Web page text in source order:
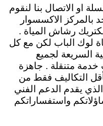
او الاتصال بنا لنقوم
بالمركز الاكسسوار
رشاش المياة .
لوك الباب لكن مع كل
السريعة لجميع
خدمة متنقلة . جاهزة
التكاليف فقط من
يقدم الدعم الفني
واستفساراتكم